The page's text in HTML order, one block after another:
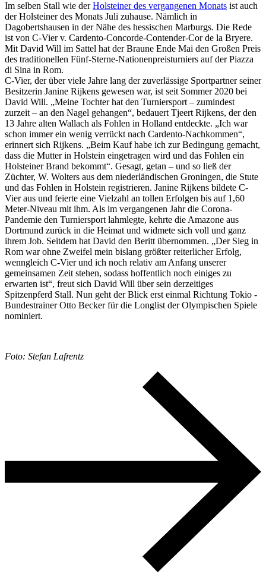
Im selben Stall wie derHolsteiner des vergangenen Monats ist auch
der Holsteiner des Monats Juli zuhause. Nämlich in
Dagobertshausen in der Nähe des hessischen Marburgs. Die Rede
ist von C-Vier v. Cardento-Concorde-Contender-Cor de la Bryere.
Mit David Will im Sattel hat der Braune Ende Mai den Großen Preis
des traditionellen Fünf-Sterne-Nationenpreisturniers auf der Piazza
di Sina in Rom.
C-Vier, der über viele Jahre lang der zuverlässige Sportpartner seiner
Besitzerin Janine Rijkens gewesen war, ist seit Sommer 2020 bei
David Will. „Meine Tochter hat den Turniersport – zumindest
zurzeit – an den Nagel gehangen“, bedauert Tjeert Rijkens, der den
13 Jahre alten Wallach als Fohlen in Holland entdeckte. „Ich war
schon immer ein wenig verrückt nach Cardento-Nachkommen“,
erinnert sich Rijkens. „Beim Kauf habe ich zur Bedingung gemacht,
dass die Mutter in Holstein eingetragen wird und das Fohlen ein
Holsteiner Brand bekommt“. Gesagt, getan – und so ließ der
Züchter, W. Wolters aus dem niederländischen Groningen, die Stute
und das Fohlen in Holstein registrieren. Janine Rijkens bildete C-
Vier aus und feierte eine Vielzahl an tollen Erfolgen bis auf 1,60
Meter-Niveau mit ihm. Als im vergangenen Jahr die Corona-
Pandemie den Turniersport lahmlegte, kehrte die Amazone aus
Dortmund zurück in die Heimat und widmete sich voll und ganz
ihrem Job. Seitdem hat David den Beritt übernommen. „Der Sieg in
Rom war ohne Zweifel mein bislang größter reiterlicher Erfolg,
wenngleich C-Vier und ich noch relativ am Anfang unserer
gemeinsamen Zeit stehen, sodass hoffentlich noch einiges zu
erwarten ist“, freut sich David Will über sein derzeitiges
Spitzenpferd Stall. Nun geht der Blick erst einmal Richtung Tokio -
Bundestrainer Otto Becker für die Longlist der Olympischen Spiele
nominiert.
Foto: Stefan Lafrentz